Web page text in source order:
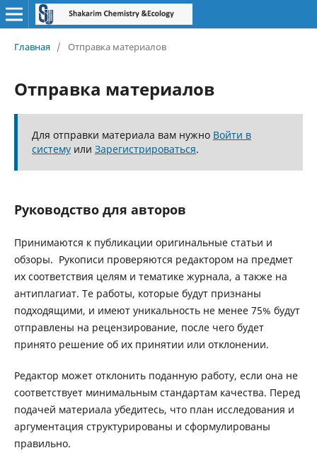
Главная / Отправка материалов
Отправка материалов
Для отправки материала вам нужно Войти в
системуили Зарегистрироваться.
Руководство для авторов
Принимаются к публикации оригинальные статьи и
обзоры. Рукописи проверяются редактором на предмет
их соответствия целям и тематике журнала, а также на
антиплагиат. Те работы, которые будут признаны
подходящими, и имеют уникальность не менее 75% будут
отправлены на рецензирование, после чего будет
принято решение об их принятии или отклонении.
Редактор может отклонить поданную работу, если она не
соответствует минимальным стандартам качества. Перед
подачей материала убедитесь, что план исследования и
аргументация структурированы и сформулированы
правильно.